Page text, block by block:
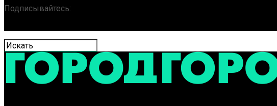
Подписывайтесь: